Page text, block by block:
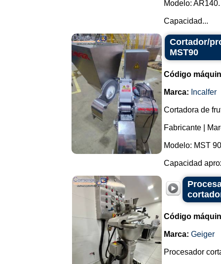
Modelo: AR140.
Capacidad...
Cortador/
MST90
Código
Marca: Incalfer
Cortadora de
Fabricante |
Modelo: MST
Capacidad
Código
Marca: Geiger
Procesador